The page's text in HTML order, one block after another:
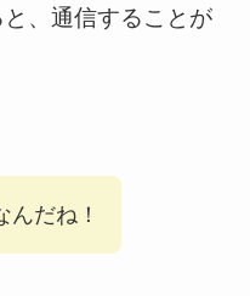
、通信することが
んだね！